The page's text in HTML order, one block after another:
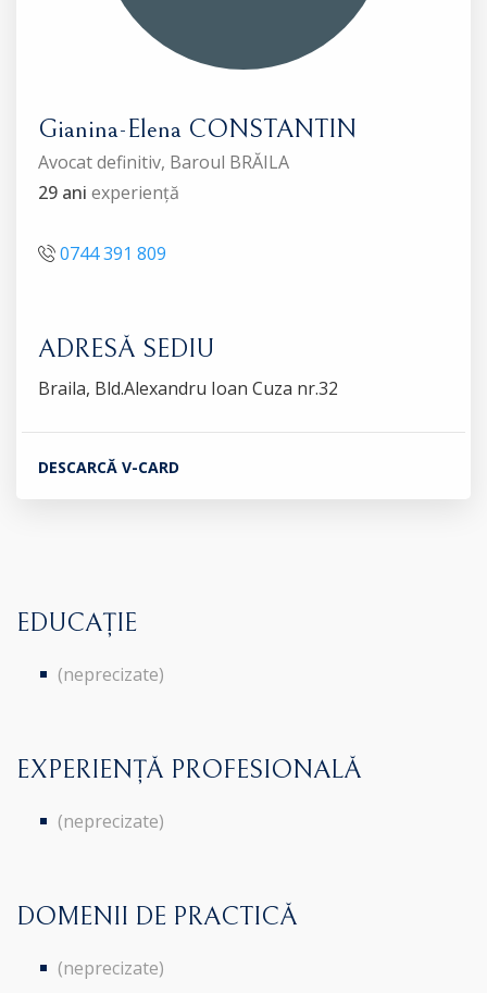
Gianina-Elena CONSTANTIN
Avocat definitiv, Baroul BRĂILA
29 ani experiență
0744 391 809
ADRESĂ SEDIU
Braila, Bld.Alexandru Ioan Cuza nr.32
DESCARCĂ V-CARD
EDUCAȚIE
(neprecizate)
EXPERIENȚĂ PROFESIONALĂ
(neprecizate)
DOMENII DE PRACTICĂ
(neprecizate)